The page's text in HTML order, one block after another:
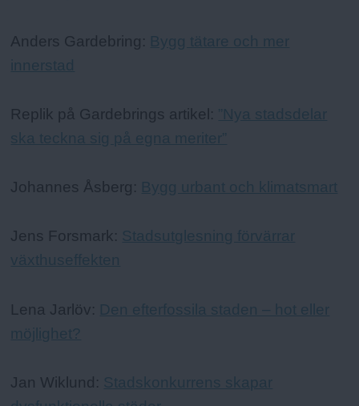
Anders Gardebring: Bygg tätare och mer
innerstad
Replik på Gardebrings artikel: ”Nya stadsdelar
ska teckna sig på egna meriter”
Johannes Åsberg: Bygg urbant och klimatsmart
Jens Forsmark: Stadsutglesning förvärrar
växthuseffekten
Lena Jarlöv: Den efterfossila staden – hot eller
möjlighet?
Jan Wiklund: Stadskonkurrens skapar